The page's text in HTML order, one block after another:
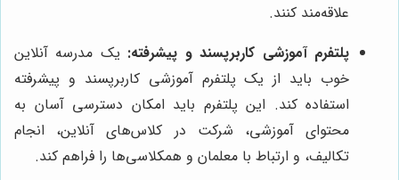
علاقه‌مند کنند.
پلتفرم آموزشی کاربرپسند و پیشرفته: یک مدرسه آنلاین
خوب باید از یک پلتفرم آموزشی کاربرپسند و پیشرفته
استفاده کند. این پلتفرم باید امکان دسترسی آسان به
محتوای آموزشی، شرکت در کلاس‌های آنلاین، انجام
تکالیف، و ارتباط با معلمان و همکلاسی‌ها را فراهم کند.